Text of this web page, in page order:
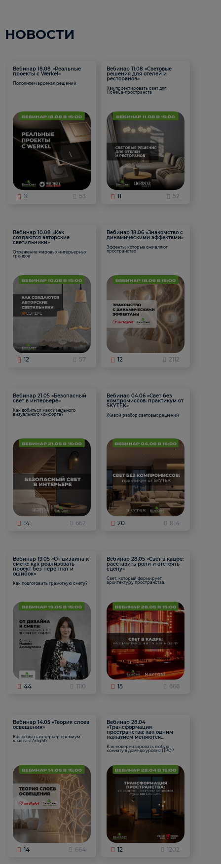
НОВОСТИ
Вебинар 18.08 «Реальные
проекты с Werkel»
Пополняем арсенал решений
11 53
Вебинар 11.08 «Световые
решения для отелей и
ресторанов»
Как проектировать свет для
HoReCa-пространств
11 52
Вебинар 10.08 «Как
создаются авторские
светильники»
Отражение мировых интерьерных
трендов
12 57
Вебинар 18.06 «Знакомство с
динамическими эффектами»
Эффекты, которые оживляют
пространство
12 2112
Вебинар 21.05 «Безопасный
свет в интерьере»
Как добиться максимального
визуального комфорта?
14 662
Вебинар 04.06 «Свет без
компромиссов: практикум от
SKYTEK»
Живой разбор световых решений
20 814
Вебинар 19.05 «От дизайна к
смете: как реализовать
проект без переплат и
ошибок»
Как подготовить грамотную смету?
44 1110
Вебинар 28.05 «Свет в кадре:
расставить роли и отстоять
сцену»
Свет, который формирует
архитектуру пространства.
15 666
Вебинар 14.05 «Теория слоев
освещения»
Как создать интерьер премиум-
класса с Arlight?
14 664
Вебинар 28.04
«Трансформация
пространства: как одним
нажатием меняются
Как модернизировать любую
комнату в доме до уровня ПРО?
12 1202